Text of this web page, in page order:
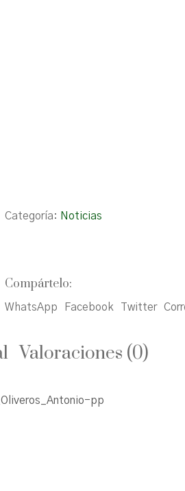
Categoría: Noticias
Compártelo:
WhatsApp Facebook Twitter
Valoraciones (0)
pp